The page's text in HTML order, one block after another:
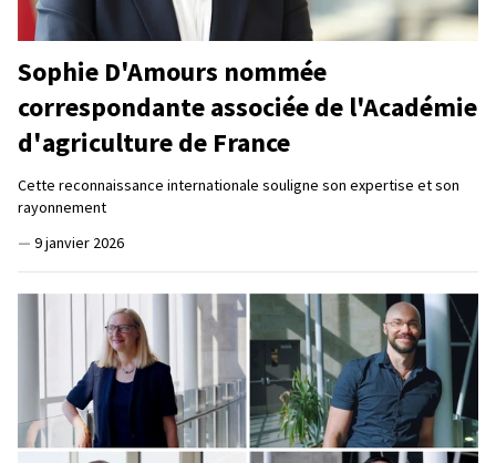
Sophie D'Amours nommée
correspondante associée de l'Académie
d'agriculture de France
Cette reconnaissance internationale souligne son expertise et son
rayonnement
— 9 janvier 2026